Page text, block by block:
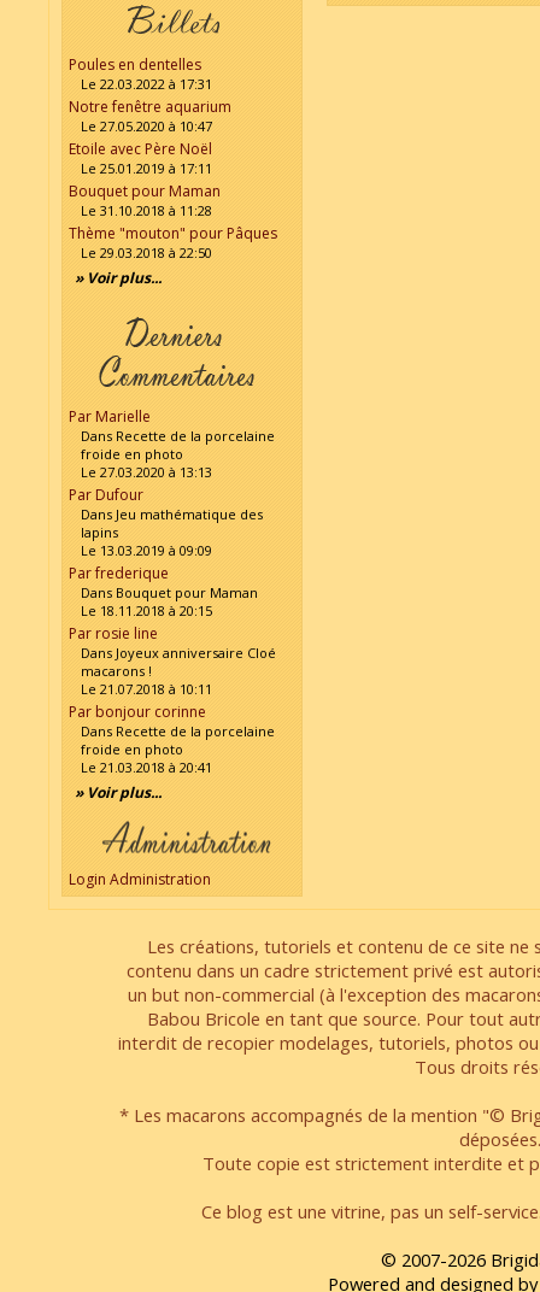
Poules en dentelles
Le 22.03.2022 à 17:31
Notre fenêtre aquarium
Le 27.05.2020 à 10:47
Etoile avec Père Noël
Le 25.01.2019 à 17:11
Bouquet pour Maman
Le 31.10.2018 à 11:28
Thème "mouton" pour Pâques
Le 29.03.2018 à 22:50
» Voir plus...
Par Marielle
Dans Recette de la porcelaine
froide en photo
Le 27.03.2020 à 13:13
Par Dufour
Dans Jeu mathématique des
lapins
Le 13.03.2019 à 09:09
Par frederique
Dans Bouquet pour Maman
Le 18.11.2018 à 20:15
Par rosie line
Dans Joyeux anniversaire Cloé
macarons !
Le 21.07.2018 à 10:11
Par bonjour corinne
Dans Recette de la porcelaine
froide en photo
Le 21.03.2018 à 20:41
» Voir plus...
Login Administration
Les créations, tutoriels et contenu de ce site
contenu dans un cadre strictement privé est
un but non-commercial (à l'exception des
Babou Bricole en tant que source. Pour tout
interdit de recopier modelages, tutoriels, photos
Tous droits
* Les macarons accompagnés de la mention "©
déposées.
Toute copie est strictement interdite et
Ce blog est une vitrine, pas un self-
© 2007-2026
Powered and designed